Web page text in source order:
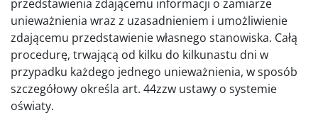
przedstawienia zdającemu informacji o zamiarze
unieważnienia wraz z uzasadnieniem i umożliwienie
zdającemu przedstawienie własnego stanowiska. Całą
procedurę, trwającą od kilku do kilkunastu dni w
przypadku każdego jednego unieważnienia, w sposób
szczegółowy określa art. 44zzw ustawy o systemie
oświaty.